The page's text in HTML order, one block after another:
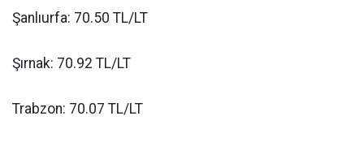
Şanlıurfa: 70.50 TL/LT
Şırnak: 70.92 TL/LT
Trabzon: 70.07 TL/LT